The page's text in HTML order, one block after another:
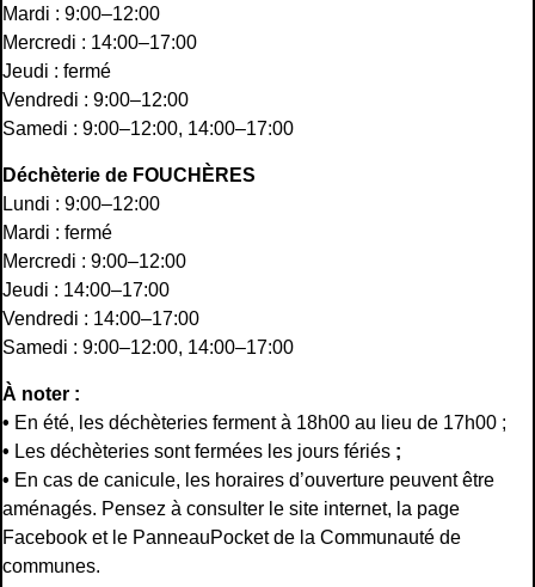
Mardi : 9:00–12:00
Mercredi : 14:00–17:00
Jeudi : fermé
Vendredi : 9:00–12:00
Samedi : 9:00–12:00, 14:00–17:00
Déchèterie de FOUCHÈRES
Lundi : 9:00–12:00
Mardi : fermé
Mercredi : 9:00–12:00
Jeudi : 14:00–17:00
Vendredi : 14:00–17:00
Samedi : 9:00–12:00, 14:00–17:00
À noter :
• En été, les déchèteries ferment à 18h00 au lieu de 17h00 ;
• Les déchèteries sont fermées les jours fériés ;
• En cas de canicule, les horaires d’ouverture peuvent être
aménagés. Pensez à consulter le site internet, la page
Facebook et le PanneauPocket de la Communauté de
communes.